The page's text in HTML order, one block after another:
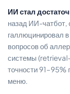
ИИ стал
назад ИИ-чатбот,
галлюцинировал
вопросов об
системы
точности 91–95%
меню.